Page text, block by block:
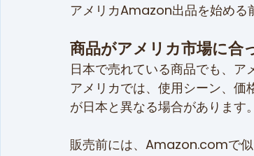
アメリカAmazon出品を始める
商品がアメリカ市場に合
日本で売れている商品でも、ア
アメリカでは、使用シーン、価
が日本と異なる場合があります。
販売前には、Amazon.comで